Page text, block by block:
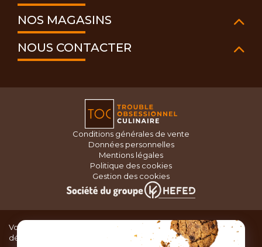
NOS MAGASINS
NOUS CONTACTER
Conditions générales de vente
Données personnelles
Mentions légales
Politique des cookies
Gestion des cookies
Vous recherchez du matériel de cuisine pour concocter de
délicieux plats ou des pâtisseries dignes d’un grand chef ?